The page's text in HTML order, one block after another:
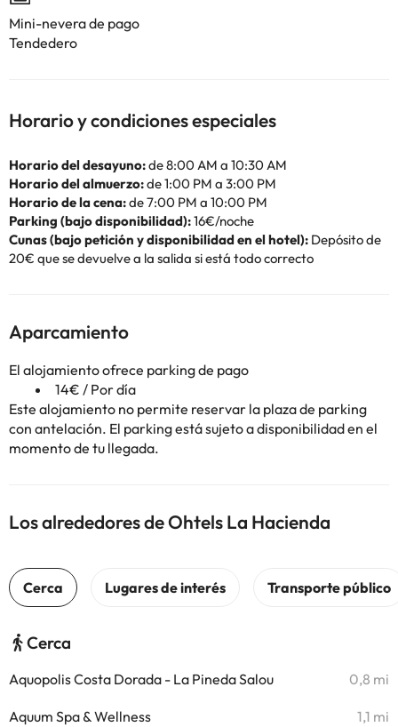
Mini-nevera de pago
Tendedero
Horario y condiciones especiales
Horario del desayuno:de 8:00 AM a 10:30 AM
Horario del almuerzo:de 1:00 PM a 3:00 PM
Horario de la cena:de 7:00 PM a 10:00 PM
Parking (bajo disponibilidad):16€/noche
Cunas (bajo petición y disponibilidad en el hotel): Depósito de
20€ que se devuelve a la salida si está todo correcto
Aparcamiento
El alojamiento ofrece parking de pago
14€ / Por día
Este alojamiento no permite reservar la plaza de parking
con antelación. El parking está sujeto a disponibilidad en el
momento de tu llegada.
Los alrededores de Ohtels La Hacienda
Cerca
Aquopolis Costa Dorada - La Pineda Salou 0,8 mi
Aquum Spa & Wellness 1,1 mi